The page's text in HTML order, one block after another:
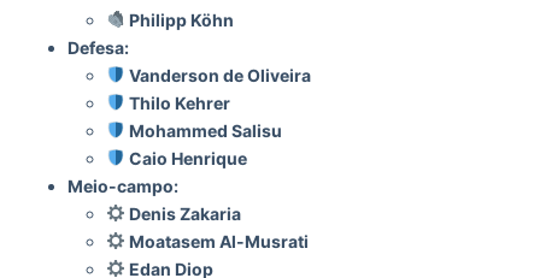
Philipp Köhn
Defesa:
Vanderson de Oliveira
Thilo Kehrer
Mohammed Salisu
Caio Henrique
Meio-campo:
Denis Zakaria
Moatasem Al-Musrati
Edan Diop